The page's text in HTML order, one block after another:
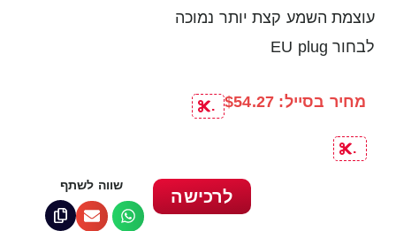
עוצמת השמע קצת יותר נמוכה
לבחור EU plug
מחיר בסייל: $54.27 .
.
שווה לשתף
לרכישה